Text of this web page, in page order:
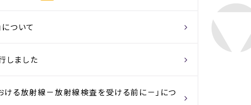
ついて
しました
ける放射線－放射線検査を受ける前に－」につ